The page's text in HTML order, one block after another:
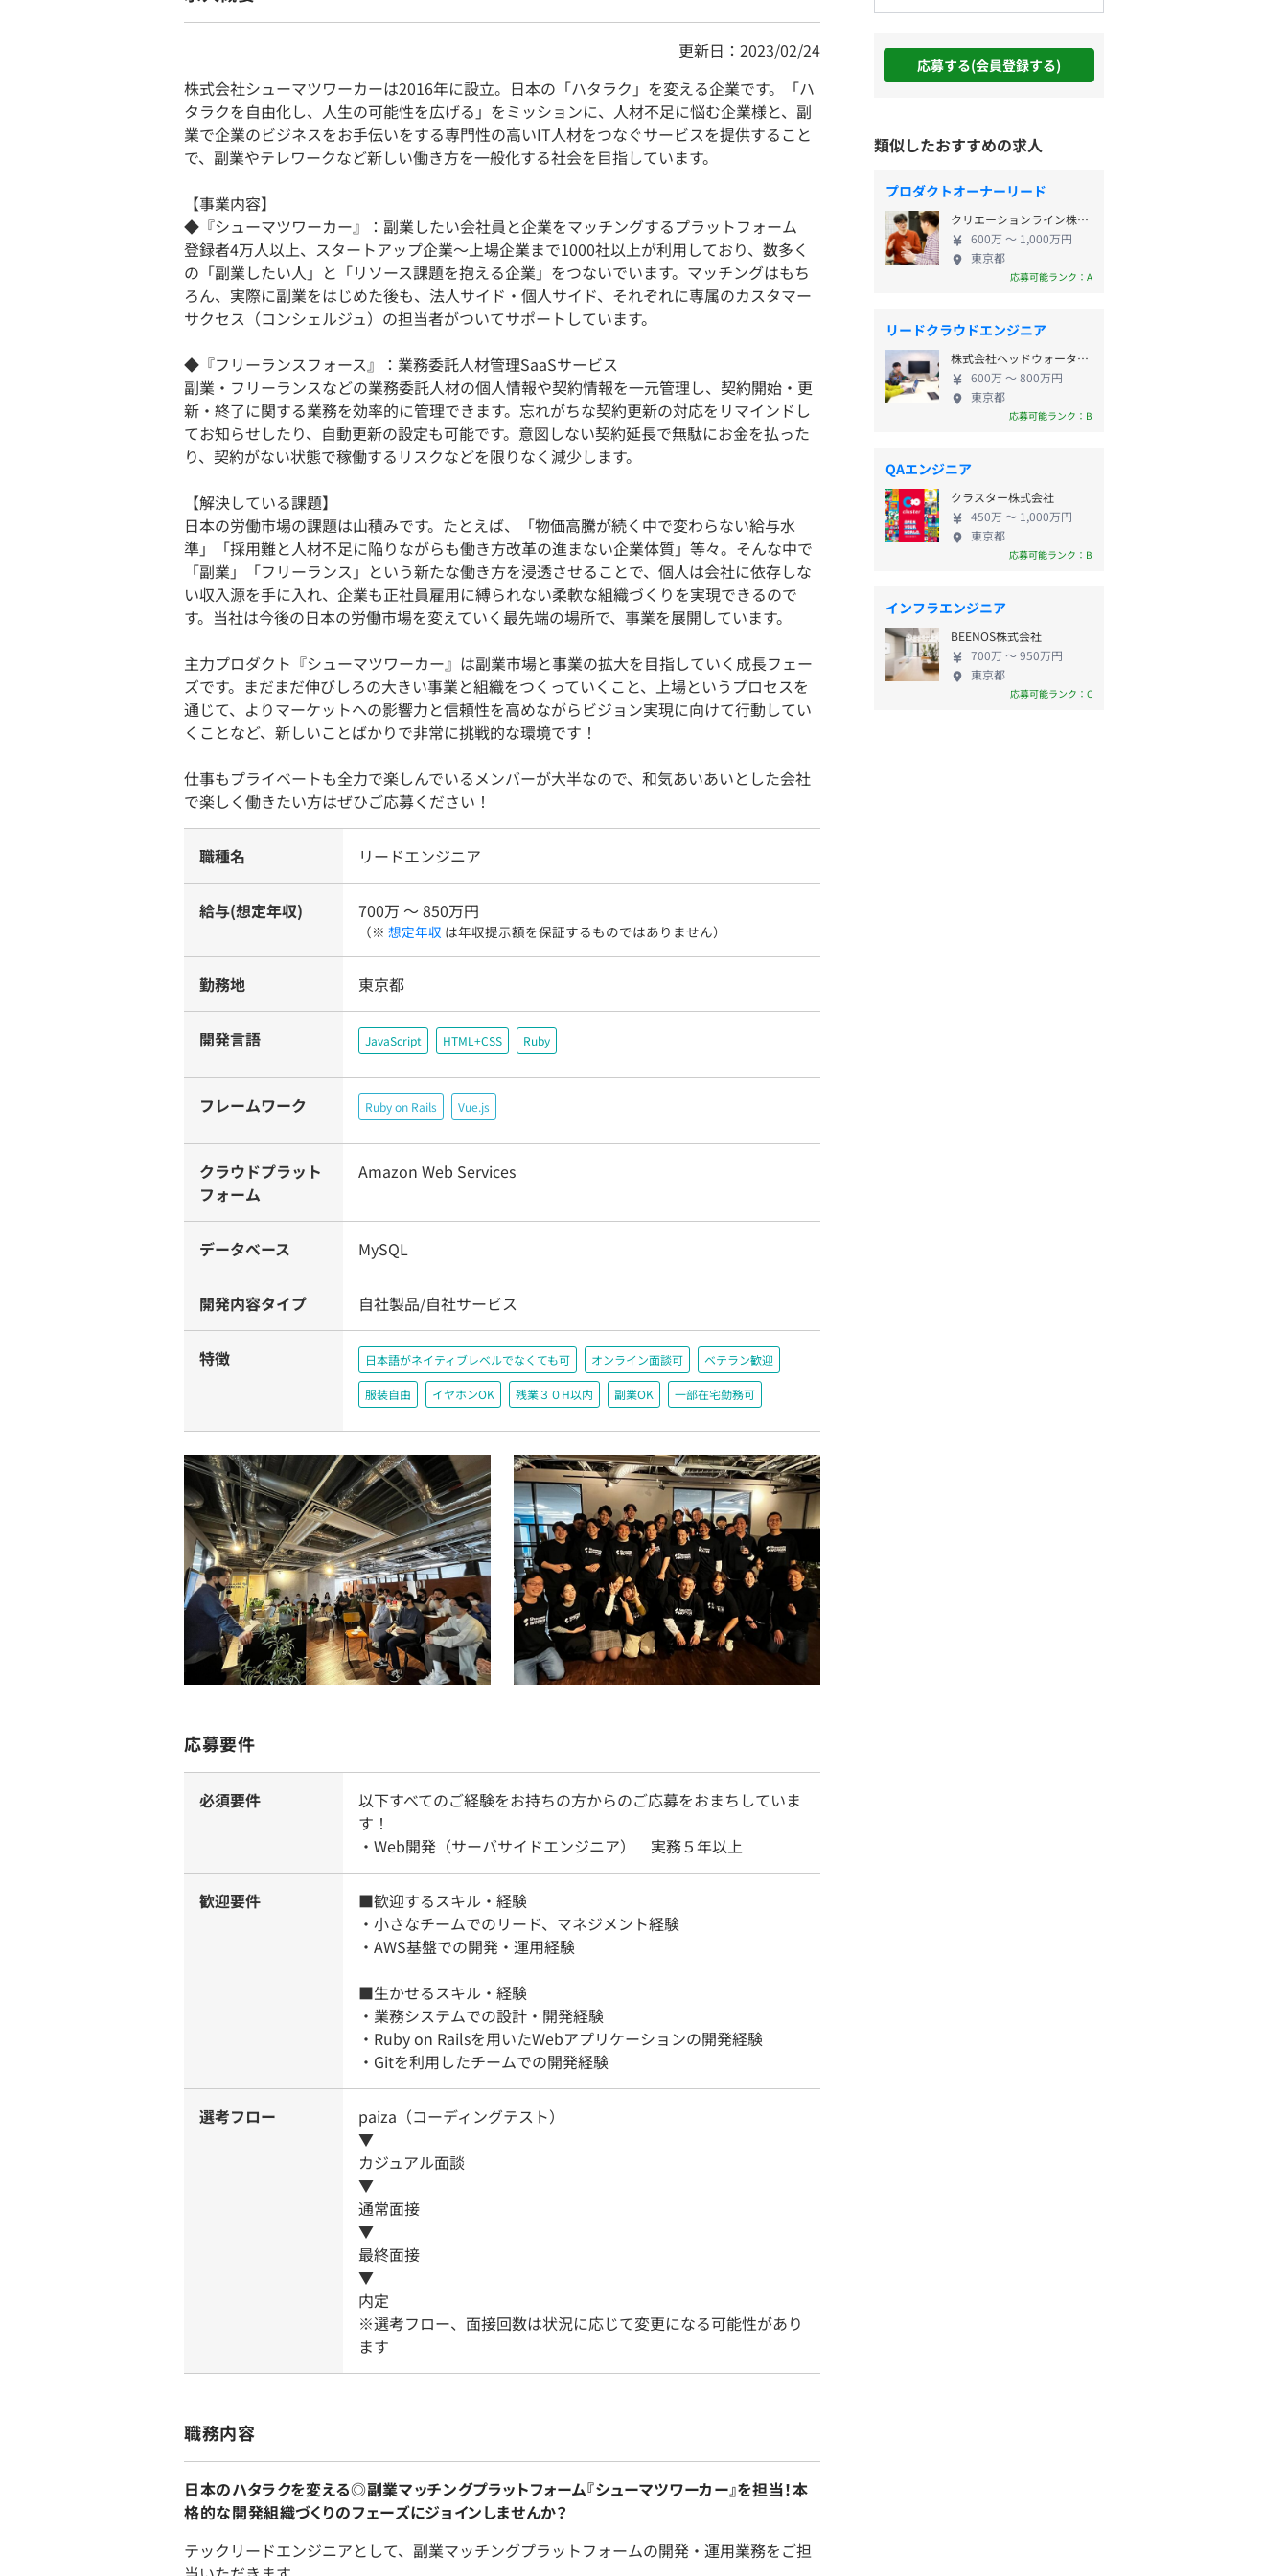
更新日：2023/02/24
株式会社シューマツワーカーは2016年に設立。日本の「ハタラク」を変える企業です。「ハ
タラクを自由化し、人生の可能性を広げる」をミッションに、人材不足に悩む企業様と、副
業で企業のビジネスをお手伝いをする専門性の高いIT人材をつなぐサービスを提供すること
で、副業やテレワークなど新しい働き方を一般化する社会を目指しています。
【事業内容】
◆『シューマツワーカー』：副業したい会社員と企業をマッチングするプラットフォーム
登録者4万人以上、スタートアップ企業〜上場企業まで1000社以上が利用しており、数多く
の「副業したい人」と「リソース課題を抱える企業」をつないでいます。マッチングはもち
ろん、実際に副業をはじめた後も、法人サイド・個人サイド、それぞれに専属のカスタマー
サクセス（コンシェルジュ）の担当者がついてサポートしています。
◆『フリーランスフォース』：業務委託人材管理SaaSサービス
副業・フリーランスなどの業務委託人材の個人情報や契約情報を一元管理し、契約開始・更
新・終了に関する業務を効率的に管理できます。忘れがちな契約更新の対応をリマインドし
てお知らせしたり、自動更新の設定も可能です。意図しない契約延長で無駄にお金を払った
り、契約がない状態で稼働するリスクなどを限りなく減少します。
【解決している課題】
日本の労働市場の課題は山積みです。たとえば、「物価高騰が続く中で変わらない給与水
準」「採用難と人材不足に陥りながらも働き方改革の進まない企業体質」等々。そんな中で
「副業」「フリーランス」という新たな働き方を浸透させることで、個人は会社に依存しな
い収入源を手に入れ、企業も正社員雇用に縛られない柔軟な組織づくりを実現できるので
す。当社は今後の日本の労働市場を変えていく最先端の場所で、事業を展開しています。
主力プロダクト『シューマツワーカー』は副業市場と事業の拡大を目指していく成長フェー
ズです。まだまだ伸びしろの大きい事業と組織をつくっていくこと、上場というプロセスを
通じて、よりマーケットへの影響力と信頼性を高めながらビジョン実現に向けて行動してい
くことなど、新しいことばかりで非常に挑戦的な環境です！
仕事もプライベートも全力で楽しんでいるメンバーが大半なので、和気あいあいとした会社
で楽しく働きたい方はぜひご応募ください！
職種名 リードエンジニア
給与(想定年収) 700万 〜 850万円
（※ 想定年収 は年収提示額を保証するものではありません）
勤務地 東京都
開発言語 JavaScript HTML+CSS Ruby
フレームワーク Ruby on Rails Vue.js
クラウドプラット
フォーム
Amazon Web Services
データベース MySQL
開発内容タイプ 自社製品/自社サービス
特徴 日本語がネイティブレベルでなくても可 オンライン面談可 ベテラン歓迎
服装自由 イヤホンOK 残業３０H以内 副業OK 一部在宅勤務可
応募要件
必須要件
以下すべてのご経験をお持ちの方からのご応募をおまちしていま
す！
・Web開発（サーバサイドエンジニア） 実務５年以上
歓迎要件
■歓迎するスキル・経験
・小さなチームでのリード、マネジメント経験
・AWS基盤での開発・運用経験
■生かせるスキル・経験
・業務システムでの設計・開発経験
・Ruby on Railsを用いたWebアプリケーションの開発経験
・Gitを利用したチームでの開発経験
選考フロー
paiza（コーディングテスト）
▼
カジュアル面談
▼
通常面接
▼
最終面接
▼
内定
※選考フロー、面接回数は状況に応じて変更になる可能性があり
ます
職務内容
日本のハタラクを変える◎副業マッチングプラットフォーム『シューマツワーカー』を担当！本
格的な開発組織づくりのフェーズにジョインしませんか？
テックリードエンジニアとして、副業マッチングプラットフォームの開発・運用業務をご担
応募する(会員登録する)
類似したおすすめの求人
プロダクトオーナーリード
クリエーションライン株式会社
600万 〜 1,000万円
東京都
応募可能ランク：A
リードクラウドエンジニア
株式会社ヘッドウォータースプロフェッショナルズ
600万 〜 800万円
東京都
応募可能ランク：B
QAエンジニア
クラスター株式会社
450万 〜 1,000万円
東京都
応募可能ランク：B
インフラエンジニア
BEENOS株式会社
700万 〜 950万円
東京都
応募可能ランク：C